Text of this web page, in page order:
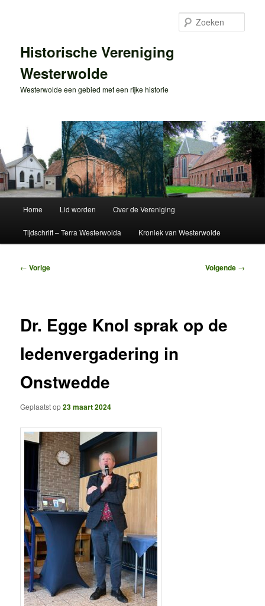
inhoudHistorische Vereniging
Westerwolde
Westerwolde een gebied met een rijke historie
Home Lid worden Over de Vereniging
Tijdschrift – Terra Westerwolda Kroniek van Westerwolde
Bericht
← Vorige Volgende →
Dr. Egge Knol sprak op de
ledenvergadering in
Onstwedde
Geplaatst op23 maart 2024